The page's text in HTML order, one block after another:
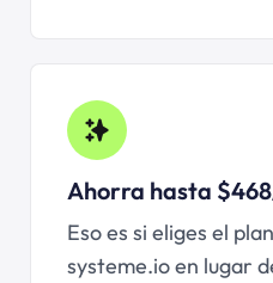
Ahorra hasta
Eso es si eliges el
systeme.io en lugar